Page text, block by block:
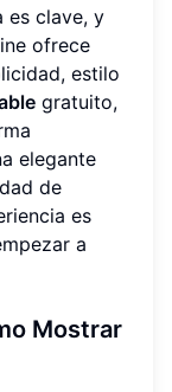
es clave, y
ofrece
estilo
gratuito,
elegante
de
es
a
Mostrar